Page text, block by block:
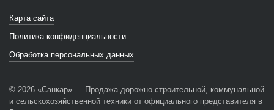
Карта сайта
Политика конфиденциальности
Обработка персональных данных
© 2026 «Санкар» — Продажа дорожно-строительной, коммунальной
и сельскохозяйственной техники от официального представителя в